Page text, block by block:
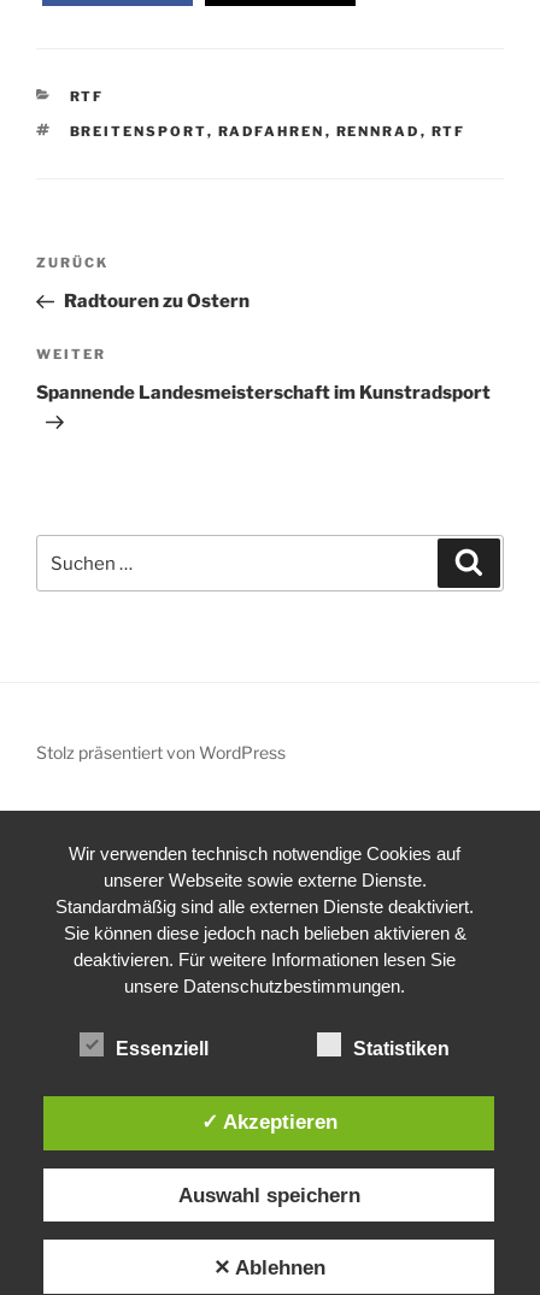
KATEGORIEN
RTF
SCHLAGWÖRTER
BREITENSPORT, RADFAHREN , RENNRAD , RTF
Beitragsnavigation
Vorheriger
Beitrag
ZURÜCK
Radtouren zu Ostern
Nächster
Beitrag
WEITER
Spannende Landesmeisterschaft im Kunstradsport
nach:
Stolz präsentiert von WordPress
Wir verwenden technisch notwendige Cookies auf
unserer Webseite sowie externe Dienste.
Standardmäßig sind alle externen Dienste deaktiviert.
Sie können diese jedoch nach belieben aktivieren &
deaktivieren. Für weitere Informationen lesen Sie
unsere Datenschutzbestimmungen.
Essenziell Statistiken
✓ Akzeptieren
Auswahl speichern
✕ Ablehnen